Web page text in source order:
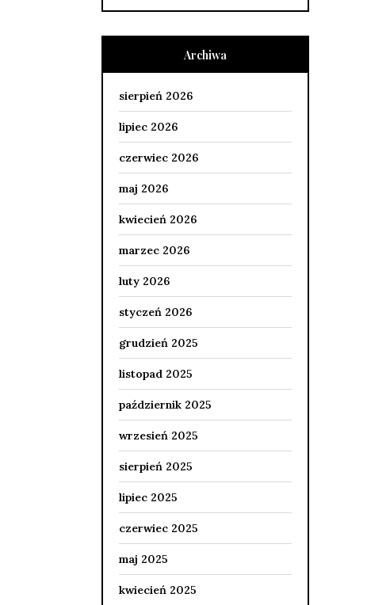
Archiwa
sierpień 2026
lipiec 2026
czerwiec 2026
maj 2026
kwiecień 2026
marzec 2026
luty 2026
styczeń 2026
grudzień 2025
listopad 2025
październik 2025
wrzesień 2025
sierpień 2025
lipiec 2025
czerwiec 2025
maj 2025
kwiecień 2025